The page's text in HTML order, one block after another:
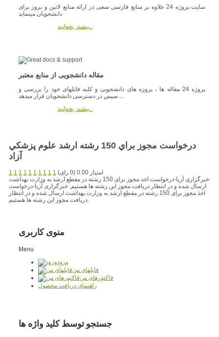
سایت پروژه 24 علاوه بر منابع فارسی سعی در ارائه منابع لاتین و بروز برای
دانشجویان مینماید
بیشتر بخوانید..
مقاله دانشجویی از منابع معتبر
پروژه 24 مقاله ها ، پروژه های دانشجویی و کلیه فایلهای خود را بررسی و
سپس در دسترسی دانشجویان قرار میدهد ...
بیشتر بخوانید..
درخواست مجوز براي 150 رشته ارشد علوم پزشکي
آزاد
1 1 1 1 1 1 1 1 1 1
امتیاز 0.00 (0 رای)
خبرگزاری آریا-درخواست اخذ مجوز برای 150 رشته در مقطع ارشد به وزارت بهداشت
ارسال شده و در انتظار دریافت مجوز این رشته ها هستیم. خبرگزاری آریا-درخواست
اخذ مجوز برای 150 رشته در مقطع ارشد به وزارت بهداشت ارسال شده و در انتظار
دریافت مجوز این رشته ها هستیم.
منوی کاربری
Menu
ورود
فایلهای من
فاکتورهای من
راهنمای دریافت محصول
جستجو توسط کلید واژه ها